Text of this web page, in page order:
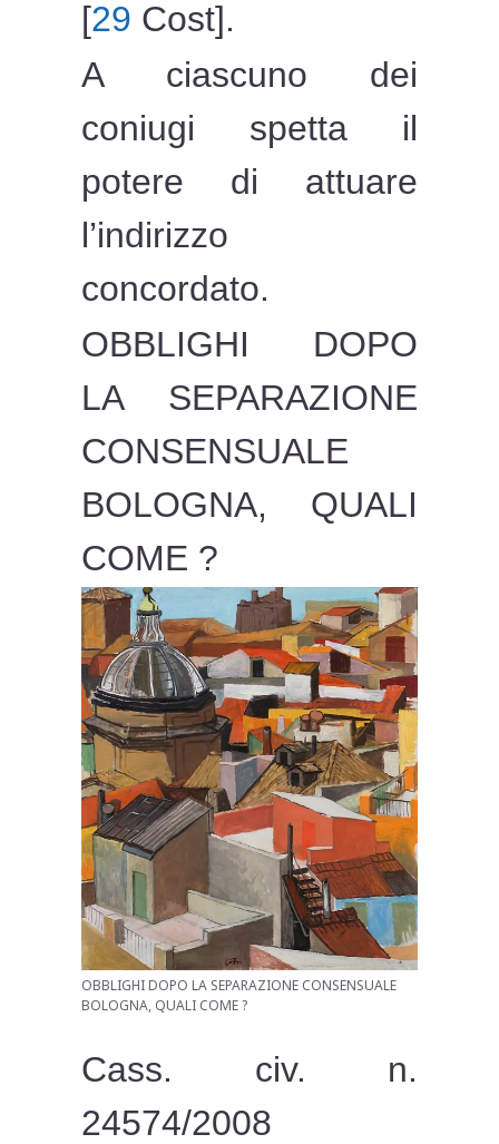
[29 Cost].
A ciascuno dei
coniugi spetta il
potere di attuare
l’indirizzo
concordato.
OBBLIGHI DOPO
LA SEPARAZIONE
CONSENSUALE
BOLOGNA, QUALI
COME ?
OBBLIGHI DOPO LA SEPARAZIONE CONSENSUALE
BOLOGNA, QUALI COME ?
Cass. civ. n.
24574/2008